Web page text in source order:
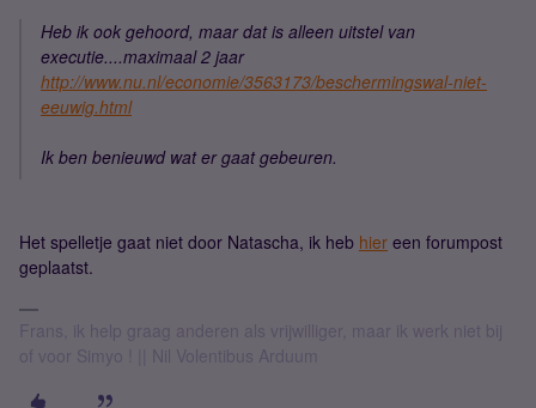
Heb ik ook gehoord, maar dat is alleen uitstel van
executie....maximaal 2 jaar
http://www.nu.nl/economie/3563173/beschermingswal-niet-
eeuwig.html
Ik ben benieuwd wat er gaat gebeuren.
Het spelletje gaat niet door Natascha, ik heb hier een forumpost
geplaatst.
Frans, ik help graag anderen als vrijwilliger, maar ik werk niet bij
of voor Simyo ! || Nil Volentibus Arduum